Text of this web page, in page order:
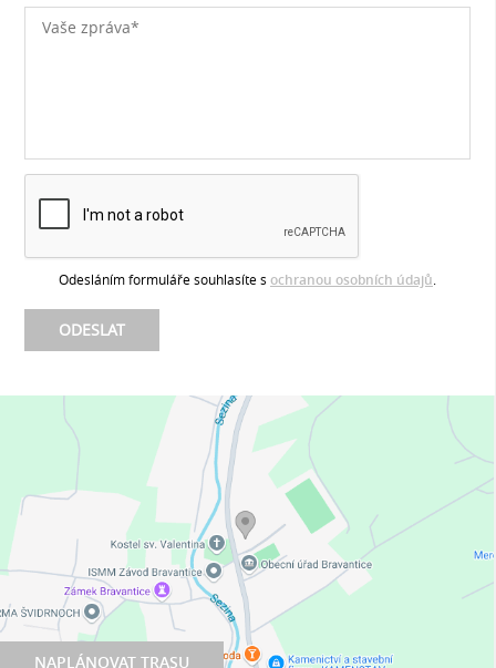
NAPLÁNOVAT TRASU
Odesláním formuláře souhlasíte s ochranou osobních údajů